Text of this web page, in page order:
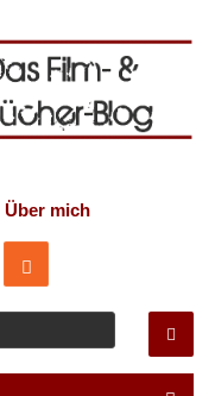
Über mich